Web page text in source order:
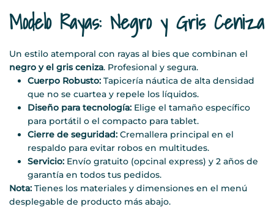
Modelo Rayas: Negro y Gris Ceniza
Un estilo atemporal con rayas al bies que combinan el
negro y el gris ceniza. Profesional y segura.
Cuerpo Robusto: Tapicería náutica de alta densidad
que no se cuartea y repele los líquidos.
Diseño para tecnología: Elige el tamaño específico
para portátil o el compacto para tablet.
Cierre de seguridad: Cremallera principal en el
respaldo para evitar robos en multitudes.
Servicio: Envío gratuito (opcinal express) y 2 años de
garantía en todos tus pedidos.
Nota: Tienes los materiales y dimensiones en el menú
desplegable de producto más abajo.